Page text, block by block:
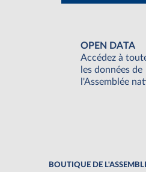
OPEN DATA
Accédez à
les données de
l'Assemblée
BOUTIQUE DE